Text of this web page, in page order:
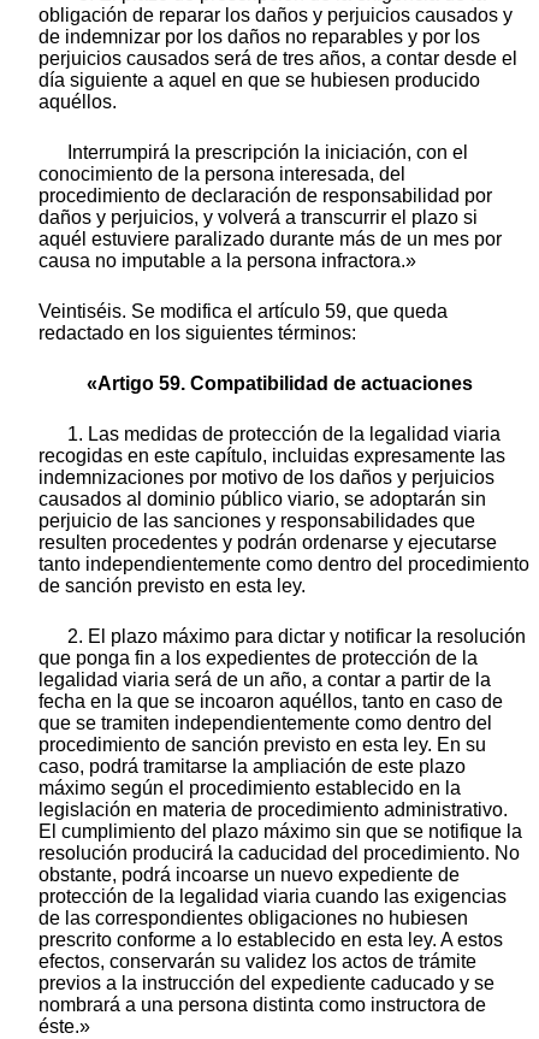
obligación de reparar los daños y perjuicios causados y
de indemnizar por los daños no reparables y por los
perjuicios causados será de tres años, a contar desde el
día siguiente a aquel en que se hubiesen producido
aquéllos.
Interrumpirá la prescripción la iniciación, con el
conocimiento de la persona interesada, del
procedimiento de declaración de responsabilidad por
daños y perjuicios, y volverá a transcurrir el plazo si
aquél estuviere paralizado durante más de un mes por
causa no imputable a la persona infractora.»
Veintiséis. Se modifica el artículo 59, que queda
redactado en los siguientes términos:
«Artigo 59. Compatibilidad de actuaciones
1. Las medidas de protección de la legalidad viaria
recogidas en este capítulo, incluidas expresamente las
indemnizaciones por motivo de los daños y perjuicios
causados al dominio público viario, se adoptarán sin
perjuicio de las sanciones y responsabilidades que
resulten procedentes y podrán ordenarse y ejecutarse
tanto independientemente como dentro del procedimiento
de sanción previsto en esta ley.
2. El plazo máximo para dictar y notificar la resolución
que ponga fin a los expedientes de protección de la
legalidad viaria será de un año, a contar a partir de la
fecha en la que se incoaron aquéllos, tanto en caso de
que se tramiten independientemente como dentro del
procedimiento de sanción previsto en esta ley. En su
caso, podrá tramitarse la ampliación de este plazo
máximo según el procedimiento establecido en la
legislación en materia de procedimiento administrativo.
El cumplimiento del plazo máximo sin que se notifique la
resolución producirá la caducidad del procedimiento. No
obstante, podrá incoarse un nuevo expediente de
protección de la legalidad viaria cuando las exigencias
de las correspondientes obligaciones no hubiesen
prescrito conforme a lo establecido en esta ley. A estos
efectos, conservarán su validez los actos de trámite
previos a la instrucción del expediente caducado y se
nombrará a una persona distinta como instructora de
éste.»